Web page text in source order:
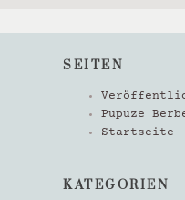
SEITEN
Pupuze
Startseite
KATEGORIEN